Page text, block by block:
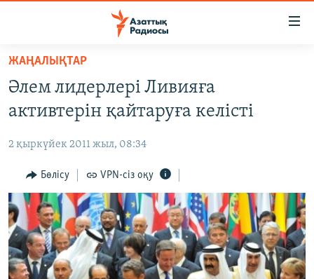
Skip
main
content
to
Navigation
Skip
to
Search
AZATTYQTV
ҚАҢТАР ОҚИҒАСЫ
АДАМ ҚҰҚЫҚТАРЫ
ӘЛЕУМЕТ
ӘЛЕМ
АРНАЙЫ ЖОБАЛАР
ЖАҢАЛЫҚТАР
Әлем лидерлері Ливияға
активтерін қайтаруға келісті
2 қыркүйек 2011 жыл, 08:34
Бөлісу VPN-сіз оқу